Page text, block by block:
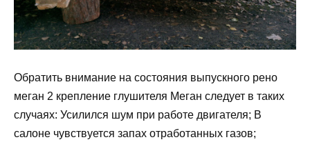
Обратить внимание на состояния выпускного рено
меган 2 крепление глушителя Меган следует в таких
случаях: Усилился шум при работе двигателя; В
салоне чувствуется запах отработанных газов;